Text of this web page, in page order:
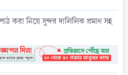
করা নিয়ে সুন্দর দালিলিক প্রমাণ সহ